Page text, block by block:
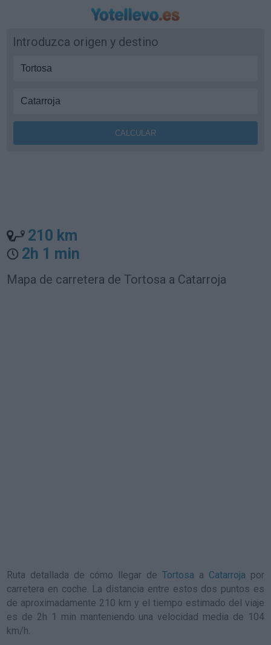
Introduzca origen y destino
210 km
2h 1 min
Mapa de carretera de Tortosa a Catarroja
Ruta detallada de cómo llegar de Tortosa a Catarroja por
carretera en coche. La distancia entre estos dos puntos es
de aproximadamente 210 km y el tiempo estimado del viaje
es de 2h 1 min manteniendo una velocidad media de 104
km/h.